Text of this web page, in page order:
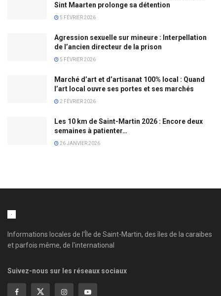
Sint Maarten prolonge sa détention
5 FÉVRIER 2026
Agression sexuelle sur mineure : Interpellation
de l’ancien directeur de la prison
5 FÉVRIER 2026
Marché d’art et d’artisanat 100% local : Quand
l’art local ouvre ses portes et ses marchés
2 FÉVRIER 2026
Les 10 km de Saint-Martin 2026 : Encore deux
semaines à patienter…
26 JANVIER 2026
Informations locales de l'Île de Saint-Martin, des îles de la caraibes
et parfois même, de l'international
Suivez-nous sur les réseaux sociaux